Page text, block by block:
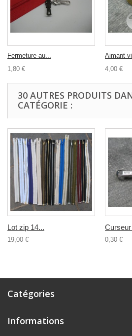
Fermeture au...
1,80 €
Aimant
4,00 €
30 AUTRES PRODUITS
CATÉGORIE :
Lot zip 14...
19,00 € 0,30 €
Catégories
Informations